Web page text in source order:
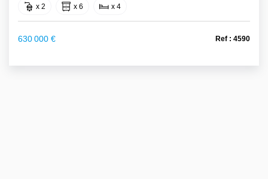
x 2 x 6 x 4
630 000 € Ref : 4590